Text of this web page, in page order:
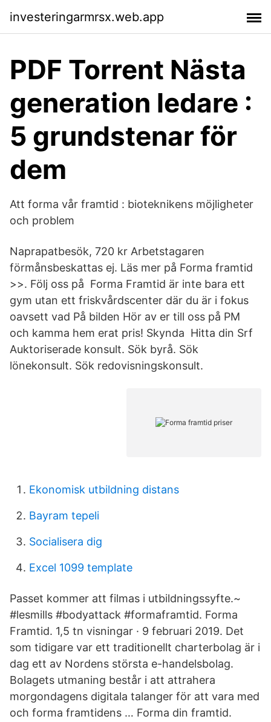
investeringarmrsx.web.app
PDF Torrent Nästa
generation ledare :
5 grundstenar för
dem
Att forma vår framtid : bioteknikens möjligheter
och problem
Naprapatbesök, 720 kr Arbetstagaren
förmånsbeskattas ej. Läs mer på Forma framtid
>>. Följ oss på Forma Framtid är inte bara ett
gym utan ett friskvårdscenter där du är i fokus
oavsett vad På bilden Hör av er till oss på PM
och kamma hem erat pris! Skynda Hitta din Srf
Auktoriserade konsult. Sök byrå. Sök
lönekonsult. Sök redovisningskonsult.
Ekonomisk utbildning distans
Bayram tepeli
Socialisera dig
Excel 1099 template
Passet kommer att filmas i utbildningssyfte.~
#lesmills #bodyattack #formaframtid. Forma
Framtid. 1,5 tn visningar · 9 februari 2019. Det
som tidigare var ett traditionellt charterbolag är i
dag ett av Nordens största e-handelsbolag.
Bolagets utmaning består i att attrahera
morgondagens digitala talanger för att vara med
och forma framtidens … Forma din framtid.